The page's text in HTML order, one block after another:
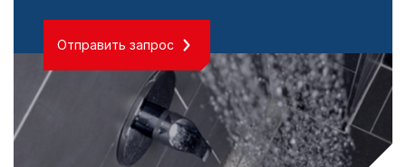
Отправить запрос